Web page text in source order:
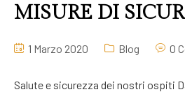
MISURE DI
1 Marzo 2020 Blog 0
Salute e sicurezza dei nostri ospiti